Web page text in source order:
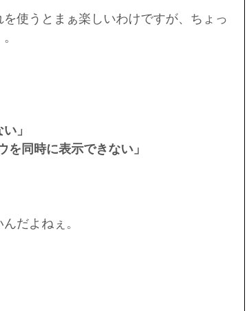
使うとまぁ楽しいわけですが、ちょっ
」
を同時に表示できない」
だよねぇ。